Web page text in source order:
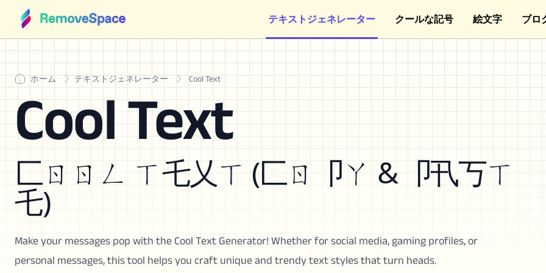
テキストジェネレーター クールな記号 絵文字 ブロ
ホーム テキストジェネレーター Cool Text
Cool Text
匚ㄖㄖㄥ ㄒ乇乂ㄒ (匚ㄖ卩ㄚ & 卩卂丂ㄒ
乇)
Make your messages pop with the Cool Text Generator! Whether for social media, gaming profiles, or
personal messages, this tool helps you craft unique and trendy text styles that turn heads.